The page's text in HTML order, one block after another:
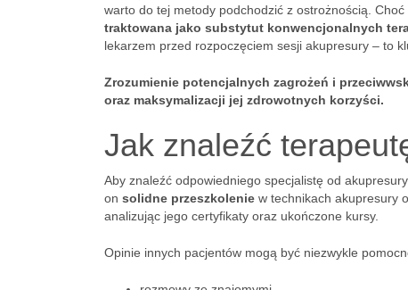
warto do tej metody podchodzić z ostrożnością.
traktowana jako substytut konwencjonalnych
lekarzem przed rozpoczęciem sesji akupresury – to
Zrozumienie potencjalnych zagrożeń i
oraz maksymalizacji jej zdrowotnych korzyści.
Jak znaleźć
Aby znaleźć odpowiedniego specjalistę od
on solidne przeszkolenie w technikach akupresury
analizując jego certyfikaty oraz ukończone kursy.
Opinie innych pacjentów mogą być niezwykle